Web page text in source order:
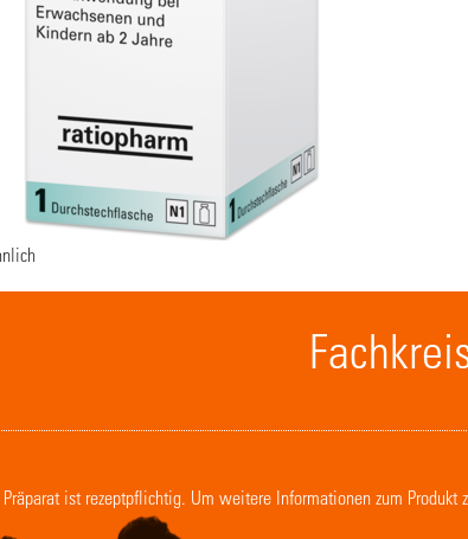
ist rezeptpflichtig. Um weitere Informationen zum